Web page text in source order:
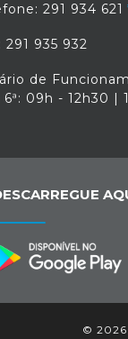
291 934 621
291 935 932
de
6ª: 09h - 12h30 |
© 2026